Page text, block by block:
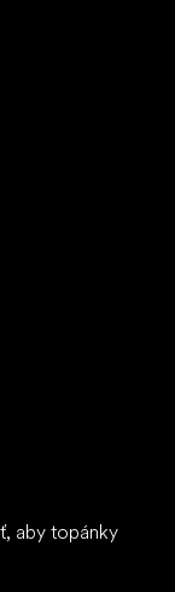
aby topánky